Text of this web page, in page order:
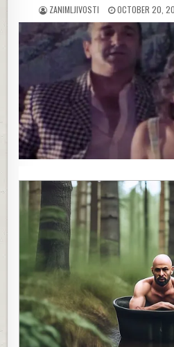
AUTHOR:
ZANIMLJIVOSTI
PUBLISHED
DATE:
OCTOBER 20,